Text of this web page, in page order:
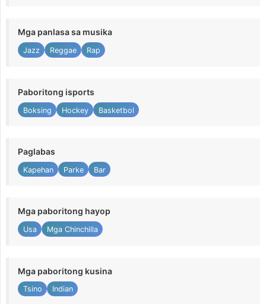
Mga panlasa sa musika
Jazz Reggae Rap
Paboritong isports
Boksing Hockey Basketbol
Paglabas
Kapehan Parke Bar
Mga paboritong hayop
Usa Mga Chinchilla
Mga paboritong kusina
Tsino Indian